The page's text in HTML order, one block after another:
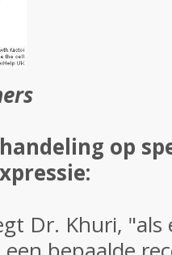
op
Dr. Khuri,